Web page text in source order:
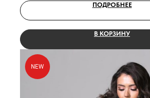
ПОДРОБНЕЕ
В КОРЗИНУ
NEW